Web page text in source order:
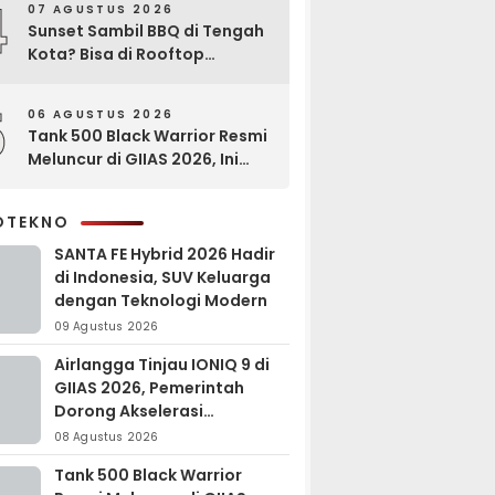
07 AGUSTUS 2026
Sunset Sambil BBQ di Tengah
Kota? Bisa di Rooftop
06 AGUSTUS 2026
Tank 500 Black Warrior Resmi
Meluncur di GIIAS 2026, Ini
SANTA FE Hybrid 2026 Hadir
di Indonesia, SUV Keluarga
dengan Teknologi Modern
09 Agustus 2026
Airlangga Tinjau IONIQ 9 di
GIIAS 2026, Pemerintah
Dorong Akselerasi
Kendaraan Listrik
08 Agustus 2026
Tank 500 Black Warrior